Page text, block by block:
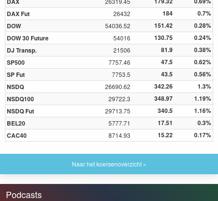
DAX Fut
26432 184
0.7%
DOW
54036.52 151.42
0.28%
DOW 30 Future
54016 130.75
0.24%
DJ Transp.
21506 81.9
0.38%
SP500
7757.46 47.5
0.62%
SP Fut
7753.5 43.5
0.56%
NSDQ
26690.62 342.26
1.3%
NSDQ100
29722.3 348.97
1.19%
NSDQ Fut
29713.75 340.5
1.16%
BEL20
5777.71 17.51
0.3%
CAC40
8714.93 15.22 0.17%
Naar het koersenoverzicht »
Podcasts